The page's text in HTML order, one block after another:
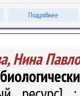
Подробнее
Нина